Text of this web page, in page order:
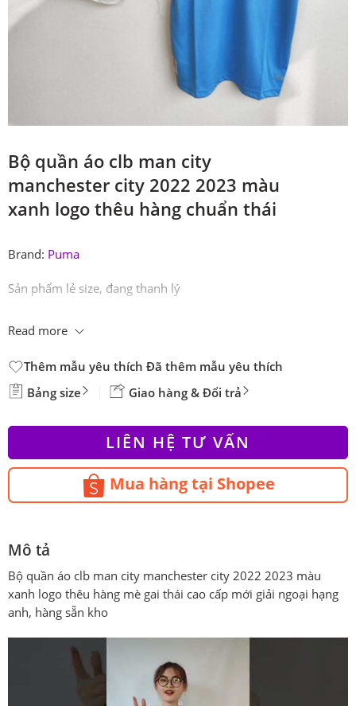
Bộ quần áo clb man city
manchester city 2022 2023 màu
xanh logo thêu hàng chuẩn thái
Brand: Puma
Sản phẩm lẻ size, đang thanh lý
Read more
Thêm mẫu yêu thích Đã thêm mẫu yêu thích
Bảng size Giao hàng & Đổi trả
LIÊN HỆ TƯ VẤN
Mua hàng tại Shopee
Mô tả
Bộ quần áo clb man city manchester city 2022 2023 màu
xanh logo thêu hàng mè gai thái cao cấp mới giải ngoại hạng
anh, hàng sẵn kho